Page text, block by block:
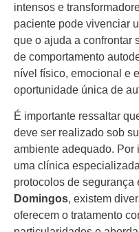
intensos e
paciente pode vivenciar
que o ajuda a confrontar
de comportamento
nível físico, emocional e
oportunidade única de
É importante ressaltar
deve ser realizado sob
ambiente adequado. Por
uma clínica
protocolos de segurança
Domingos, existem
oferecem o tratamento